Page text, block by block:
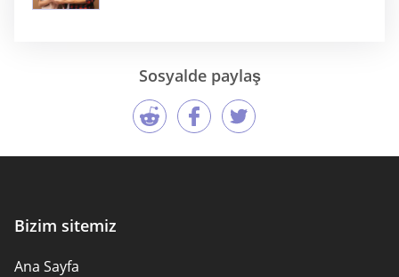
Sosyalde paylaş
Bizim sitemiz
Ana Sayfa